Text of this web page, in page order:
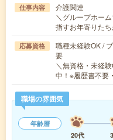
仕事内容
介護関連
＼グループホー
指すお年寄りた
応募資格
職種未経験OK /
要
＼無資格・未経
中！※履歴書不要
職場の雰囲気
年齢層
20代